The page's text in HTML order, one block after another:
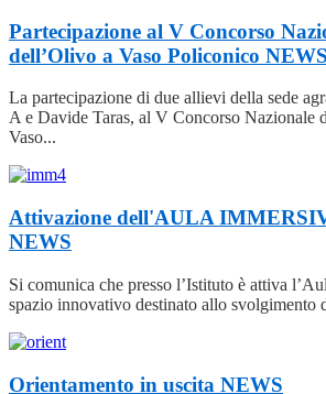
Partecipazione al V Concorso
dell’Olivo a Vaso Policonico NEWS
La partecipazione di due allievi della sede
A e Davide Taras, al V Concorso Nazionale
Vaso...
Attivazione dell'AULA
NEWS
Si comunica che presso l’Istituto è attiva
spazio innovativo destinato allo svolgimento
Orientamento in uscita NEWS